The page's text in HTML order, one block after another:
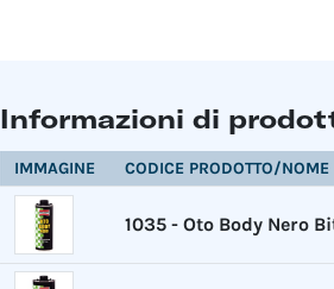
Informazioni di
IMMAGINE CODICE PRODOTTO/NOME
1035 - Oto Body Nero